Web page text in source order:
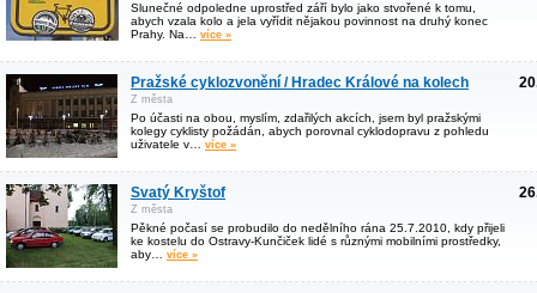
Slunečné odpoledne uprostřed září bylo jako stvořené k tomu,
abych vzala kolo a jela vyřídit nějakou povinnost na druhý konec
Prahy. Na… více »
Pražské cyklozvonění / Hradec Králové na kolech
Z města
Po účasti na obou, myslím, zdařilých akcích, jsem byl pražskými
kolegy cyklisty požádán, abych porovnal cyklodopravu z pohledu
uživatele v… více »
Svatý Kryštof
Z města
Pěkné počasí se probudilo do nedělního rána 25.7.2010, kdy přijeli
ke kostelu do Ostravy-Kunčiček lidé s různými mobilními prostředky,
aby… více »